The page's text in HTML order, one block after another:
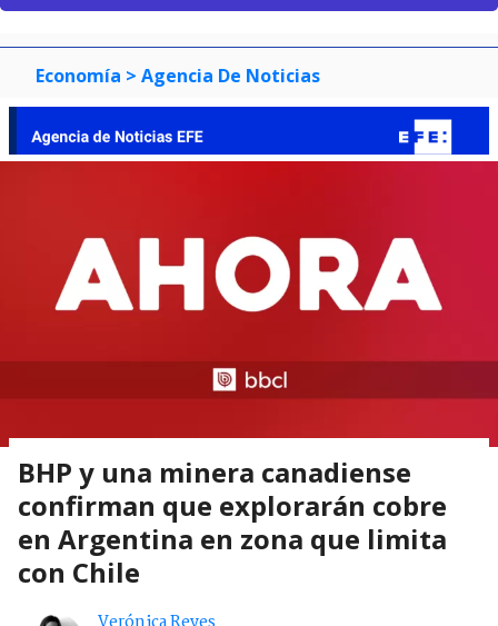
Economía > Agencia De Noticias
BHP y una minera canadiense
confirman que explorarán cobre
en Argentina en zona que limita
con Chile